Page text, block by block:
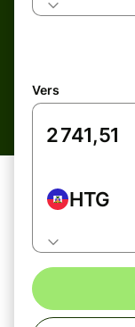
Vers
HTG